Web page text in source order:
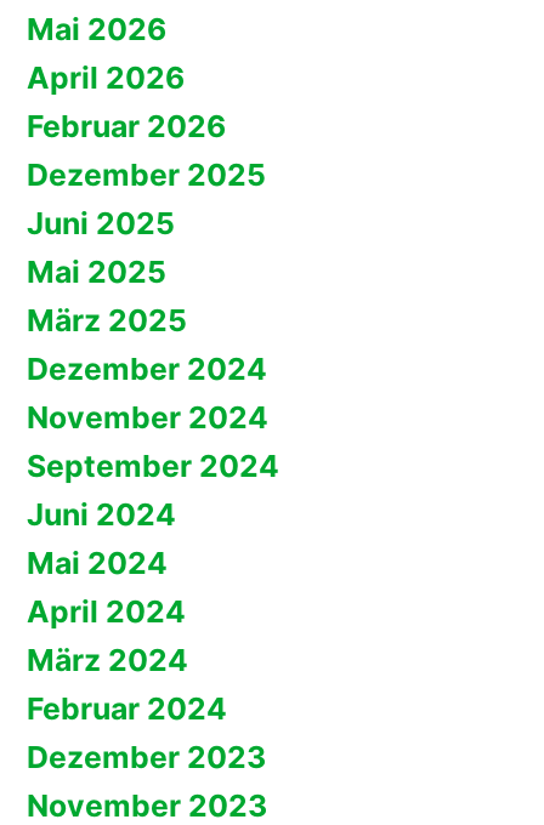
Mai 2026
April 2026
Februar 2026
Dezember 2025
Juni 2025
Mai 2025
März 2025
Dezember 2024
November 2024
September 2024
Juni 2024
Mai 2024
April 2024
März 2024
Februar 2024
Dezember 2023
November 2023